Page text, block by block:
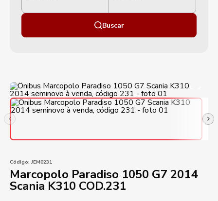
Buscar
Código: JEM0231
Marcopolo Paradiso 1050 G7 2014
Scania K310 COD.231